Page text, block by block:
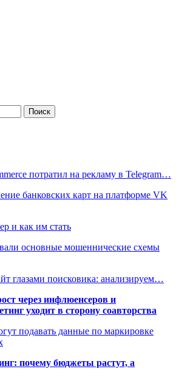
потратил на рекламу в Telegram…
банковских карт на платформе VK
и как им стать
основные мошеннические схемы
глазами поисковика: анализируем…
через инфлюенсеров и
уходит в сторону соавторства
подавать данные по маркировке
почему бюджеты растут, а